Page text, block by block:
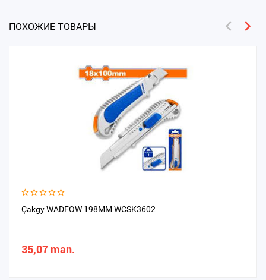
ПОХОЖИЕ ТОВАРЫ
Çakgy WADFOW 198MM WCSK3602
35,07 man.